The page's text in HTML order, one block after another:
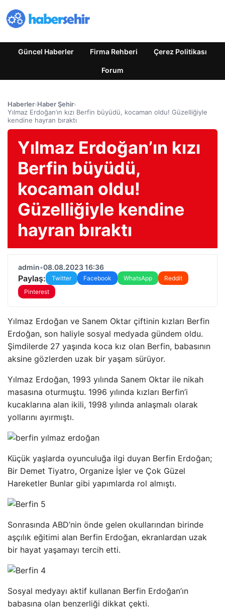
Güncel Haberler Firma Rehberi Çerez Politikası
Forum
Haberler›Haber Şehir›
Yılmaz Erdoğan’ın kızı Berfin büyüdü, kocaman oldu! Güzelliğiyle
kendine hayran bıraktı
Yılmaz Erdoğan’ın kızı
Berfin büyüdü,
kocaman oldu!
Güzelliğiyle kendine
hayran bıraktı
admin•08.08.2023 16:36
Paylaş: Twitter Facebook WhatsApp
Reddit
Pinterest
Yılmaz Erdoğan ve Sanem Oktar çiftinin kızları Berfin
Erdoğan, son haliyle sosyal medyada gündem oldu.
Şimdilerde 27 yaşında koca kız olan Berfin, babasının
aksine gözlerden uzak bir yaşam sürüyor.
Yılmaz Erdoğan, 1993 yılında Sanem Oktar ile nikah
masasına oturmuştu. 1996 yılında kızları Berfin’i
kucaklarına alan ikili, 1998 yılında anlaşmalı olarak
yollarını ayırmıştı.
Küçük yaşlarda oyunculuğa ilgi duyan Berfin Erdoğan;
Bir Demet Tiyatro, Organize İşler ve Çok Güzel
Hareketler Bunlar gibi yapımlarda rol almıştı.
Sonrasında ABD’nin önde gelen okullarından birinde
aşçılık eğitimi alan Berfin Erdoğan, ekranlardan uzak
bir hayat yaşamayı tercih etti.
Sosyal medyayı aktif kullanan Berfin Erdoğan’ın
babasına olan benzerliği dikkat çekti.